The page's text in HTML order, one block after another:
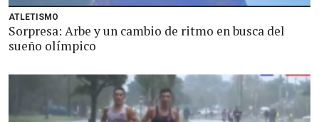
ATLETISMO
Sorpresa: Arbe y un cambio de ritmo en busca del
sueño olímpico